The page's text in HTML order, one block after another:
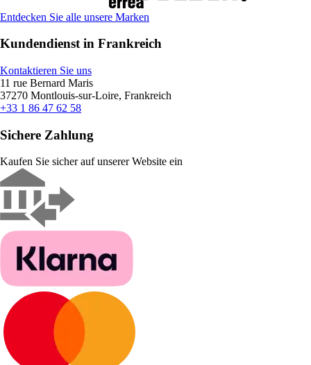
Entdecken Sie alle unsere Marken
Kundendienst in Frankreich
Kontaktieren Sie uns
11 rue Bernard Maris
37270 Montlouis-sur-Loire, Frankreich
+33 1 86 47 62 58
Sichere Zahlung
Kaufen Sie sicher auf unserer Website ein